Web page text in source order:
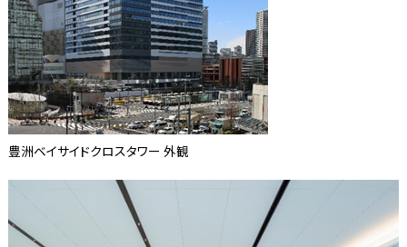
豊洲ベイサイドクロスタワー 外観